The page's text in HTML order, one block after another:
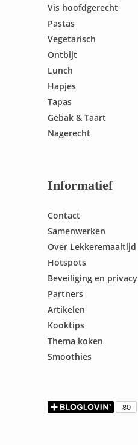
Vis hoofdgerecht
Pastas
Vegetarisch
Ontbijt
Lunch
Hapjes
Tapas
Gebak & Taart
Nagerecht
Informatief
Contact
Samenwerken
Over Lekkeremaaltijd
Hotspots
Beveiliging en privacy
Partners
Artikelen
Kooktips
Thema koken
Smoothies